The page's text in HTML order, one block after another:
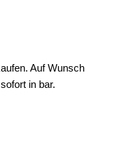
Auf Wunsch
in bar.